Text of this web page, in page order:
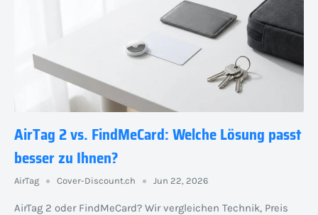
AirTag 2 vs. FindMeCard: Welche Lösung passt
besser zu Ihnen?
AirTag Cover-Discount.ch Jun 22, 2026
AirTag 2 oder FindMeCard? Wir vergleichen Technik, Preis